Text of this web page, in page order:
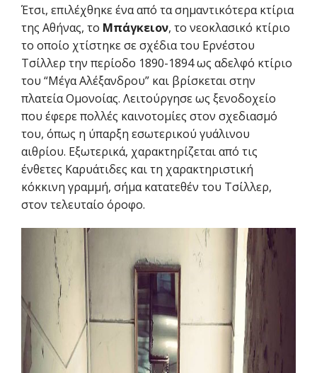
Έτσι, επιλέχθηκε ένα από τα σημαντικότερα κτίρια
της Αθήνας, το Μπάγκειον, το νεοκλασικό κτίριο
το οποίο χτίστηκε σε σχέδια του Ερνέστου
Τσίλλερ την περίοδο 1890-1894 ως αδελφό κτίριο
του “Μέγα Αλέξανδρου” και βρίσκεται στην
πλατεία Ομονοίας. Λειτούργησε ως ξενοδοχείο
που έφερε πολλές καινοτομίες στον σχεδιασμό
του, όπως η ύπαρξη εσωτερικού γυάλινου
αιθρίου. Εξωτερικά, χαρακτηρίζεται από τις
ένθετες Καρυάτιδες και τη χαρακτηριστική
κόκκινη γραμμή, σήμα κατατεθέν του Τσίλλερ,
στον τελευταίο όροφο.